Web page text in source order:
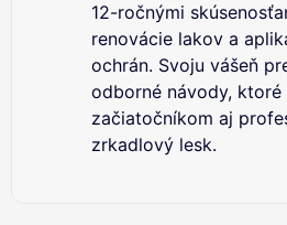
12-ročnými
renovácie lakov a
ochrán. Svoju vášeň
odborné návody, ktoré
začiatočníkom aj
zrkadlový lesk.